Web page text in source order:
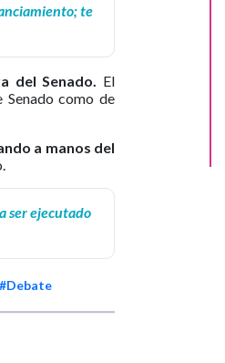
te
del Senado. El
como de
a manos del
ser ejecutado
#Debate